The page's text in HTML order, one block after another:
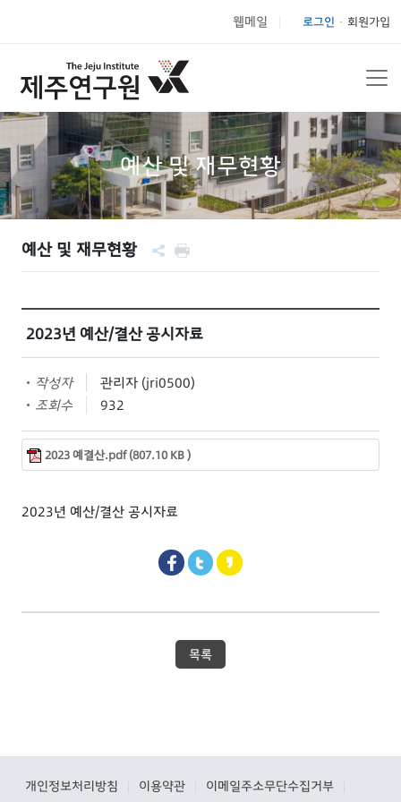
웹메일 로그인 회원가입
예산 및 재무현황
예산 및 재무현황
2023년 예산/결산 공시자료
작성자
관리자 (jri0500)
조회수
932
2023 예결산.pdf (807.10 KB )
2023년 예산/결산 공시자료
목록
개인정보처리방침 이용약관 이메일주소무단수집거부